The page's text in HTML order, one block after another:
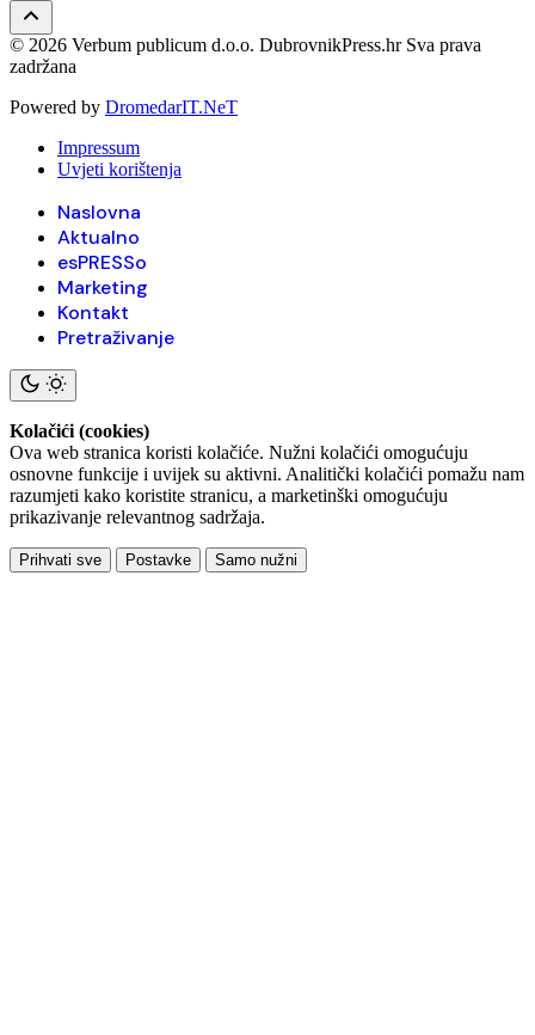
© 2026 Verbum publicum d.o.o. DubrovnikPress.hr Sva prava
zadržana
Powered by DromedarIT.NeT
Impressum
Uvjeti korištenja
Naslovna
Aktualno
esPRESSo
Marketing
Kontakt
Pretraživanje
Kolačići (cookies)
Ova web stranica koristi kolačiće. Nužni kolačići omogućuju
osnovne funkcije i uvijek su aktivni. Analitički kolačići pomažu nam
razumjeti kako koristite stranicu, a marketinški omogućuju
prikazivanje relevantnog sadržaja.
Prihvati sve Postavke Samo nužni